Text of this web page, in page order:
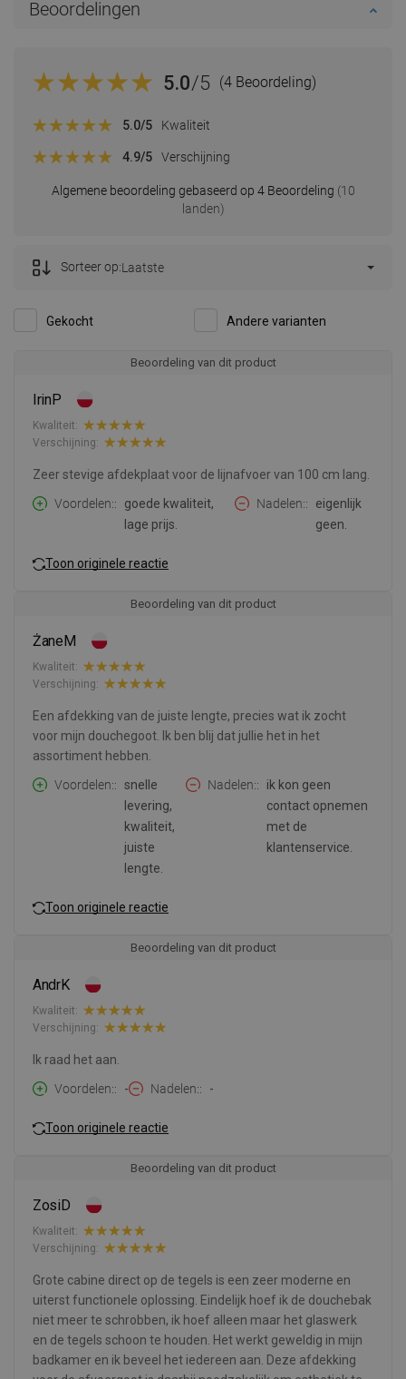
Beoordelingen
5.0/5 (4 Beoordeling)
Algemene beoordeling gebaseerd op 4 Beoordeling (10
landen)
5.0/5 Kwaliteit
4.9/5 Verschijning
Gekocht Andere varianten
Sorteer op:Laatste
Beoordeling van dit product
IrinP
Kwaliteit:
Verschijning:
Zeer stevige afdekplaat voor de lijnafvoer van 100 cm lang.
Voordelen:
goede kwaliteit,
lage prijs.
Nadelen:
eigenlijk
geen.
Toon originele reactie
Beoordeling van dit product
ŻaneM
Kwaliteit:
Verschijning:
Een afdekking van de juiste lengte, precies wat ik zocht
voor mijn douchegoot. Ik ben blij dat jullie het in het
assortiment hebben.
Voordelen:
snelle
levering,
kwaliteit,
juiste
lengte.
Nadelen:
ik kon geen
contact opnemen
met de
klantenservice.
Toon originele reactie
Beoordeling van dit product
AndrK
Kwaliteit:
Verschijning:
Ik raad het aan.
Voordelen:
- Nadelen: -
Toon originele reactie
Beoordeling van dit product
ZosiD
Kwaliteit:
Verschijning:
Grote cabine direct op de tegels is een zeer moderne en
uiterst functionele oplossing. Eindelijk hoef ik de douchebak
niet meer te schrobben, ik hoef alleen maar het glaswerk
en de tegels schoon te houden. Het werkt geweldig in mijn
badkamer en ik beveel het iedereen aan. Deze afdekking